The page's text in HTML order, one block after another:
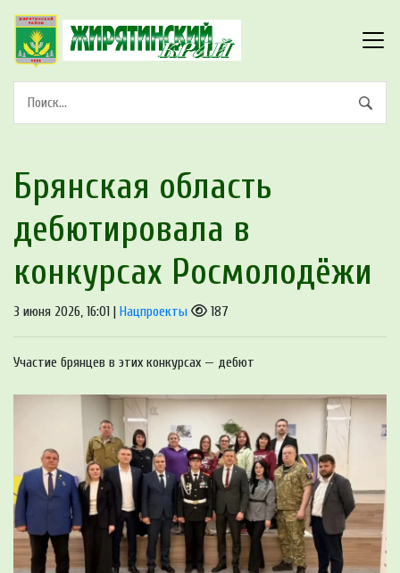
Брянская область
дебютировала в
конкурсах Росмолодёжи
3 июня 2026, 16:01 | Нацпроекты 187
Участие брянцев в этих конкурсах — дебют